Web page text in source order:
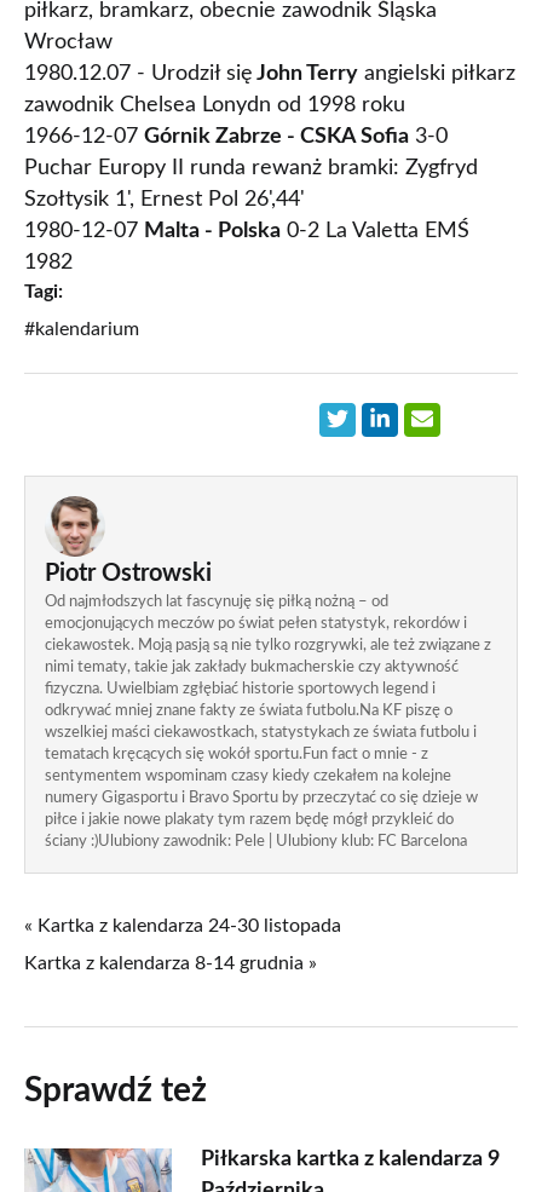
piłkarz, bramkarz, obecnie zawodnik Śląska
Wrocław
1980.12.07 - Urodził się John Terry angielski piłkarz
zawodnik Chelsea Lonydn od 1998 roku
1966-12-07 Górnik Zabrze - CSKA Sofia 3-0
Puchar Europy II runda rewanż bramki: Zygfryd
Szołtysik 1', Ernest Pol 26',44'
1980-12-07 Malta - Polska 0-2 La Valetta EMŚ
1982
Tagi:
#kalendarium
Piotr Ostrowski
Od najmłodszych lat fascynuję się piłką nożną – od
emocjonujących meczów po świat pełen statystyk, rekordów i
ciekawostek. Moją pasją są nie tylko rozgrywki, ale też związane z
nimi tematy, takie jak zakłady bukmacherskie czy aktywność
fizyczna. Uwielbiam zgłębiać historie sportowych legend i
odkrywać mniej znane fakty ze świata futbolu.Na KF piszę o
wszelkiej maści ciekawostkach, statystykach ze świata futbolu i
tematach kręcących się wokół sportu.Fun fact o mnie - z
sentymentem wspominam czasy kiedy czekałem na kolejne
numery Gigasportu i Bravo Sportu by przeczytać co się dzieje w
piłce i jakie nowe plakaty tym razem będę mógł przykleić do
ściany :)Ulubiony zawodnik: Pele | Ulubiony klub: FC Barcelona
« Kartka z kalendarza 24-30 listopada
Kartka z kalendarza 8-14 grudnia »
Sprawdź też
Piłkarska kartka z kalendarza 9